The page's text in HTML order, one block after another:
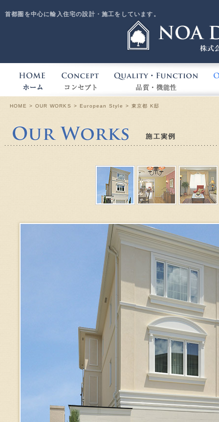
首都圏を中心に輸入住宅の設計・施工をしています。
HOME OUR WORKS European Style 東京都 K邸